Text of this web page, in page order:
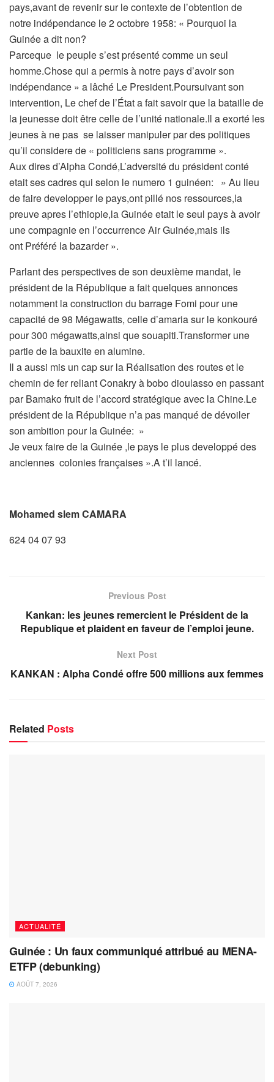
pays,avant de revenir sur le contexte de l’obtention de
notre indépendance le 2 octobre 1958: « Pourquoi la
Guinée a dit non?
Parceque le peuple s’est présenté comme un seul
homme.Chose qui a permis à notre pays d’avoir son
indépendance » a lâché Le President.Poursuivant son
intervention, Le chef de l’État a fait savoir que la bataille de
la jeunesse doit être celle de l’unité nationale.Il a exorté les
jeunes à ne pas se laisser manipuler par des politiques
qu’il considere de « politiciens sans programme ».
Aux dires d’Alpha Condé,L’adversité du président conté
etait ses cadres qui selon le numero 1 guinéen: » Au lieu
de faire developper le pays,ont pillé nos ressources,la
preuve apres l’ethiopie,la Guinée etait le seul pays à avoir
une compagnie en l’occurrence Air Guinée,mais ils
ont Préféré la bazarder ».
Parlant des perspectives de son deuxième mandat, le
président de la République a fait quelques annonces
notamment la construction du barrage Fomi pour une
capacité de 98 Mégawatts, celle d’amaria sur le konkouré
pour 300 mégawatts,ainsi que souapiti.Transformer une
partie de la bauxite en alumine.
Il a aussi mis un cap sur la Réalisation des routes et le
chemin de fer reliant Conakry à bobo dioulasso en passant
par Bamako fruit de l’accord stratégique avec la Chine.Le
président de la République n’a pas manqué de dévoiler
son ambition pour la Guinée: »
Je veux faire de la Guinée ,le pays le plus developpé des
anciennes colonies françaises ».A t’il lancé.
Mohamed slem CAMARA
624 04 07 93
Previous Post
Kankan: les jeunes remercient le Président de la
Republique et plaident en faveur de l’emploi jeune.
Next Post
KANKAN : Alpha Condé offre 500 millions aux femmes
Related Posts
ACTUALITÉ
Guinée : Un faux communiqué attribué au MENA-
ETFP (debunking)
AOÛT 7, 2026